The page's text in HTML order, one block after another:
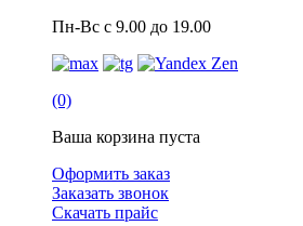
Пн-Вс с 9.00 до 19.00
(0)
Ваша корзина пуста
Оформить заказ
Заказать звонок
Скачать прайс